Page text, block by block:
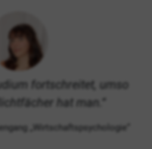
fortschreitet, umso
hat man.
„Wirtschaftspsychologie“